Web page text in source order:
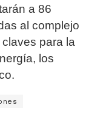
a 86
al complejo
para la
los